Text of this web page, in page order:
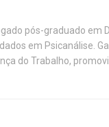
pós-graduado em
em Psicanálise.
do Trabalho,